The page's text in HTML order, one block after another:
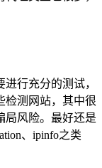
行充分的测试，
检测网站，其中很
局风险。最好还是
、ipinfo之类